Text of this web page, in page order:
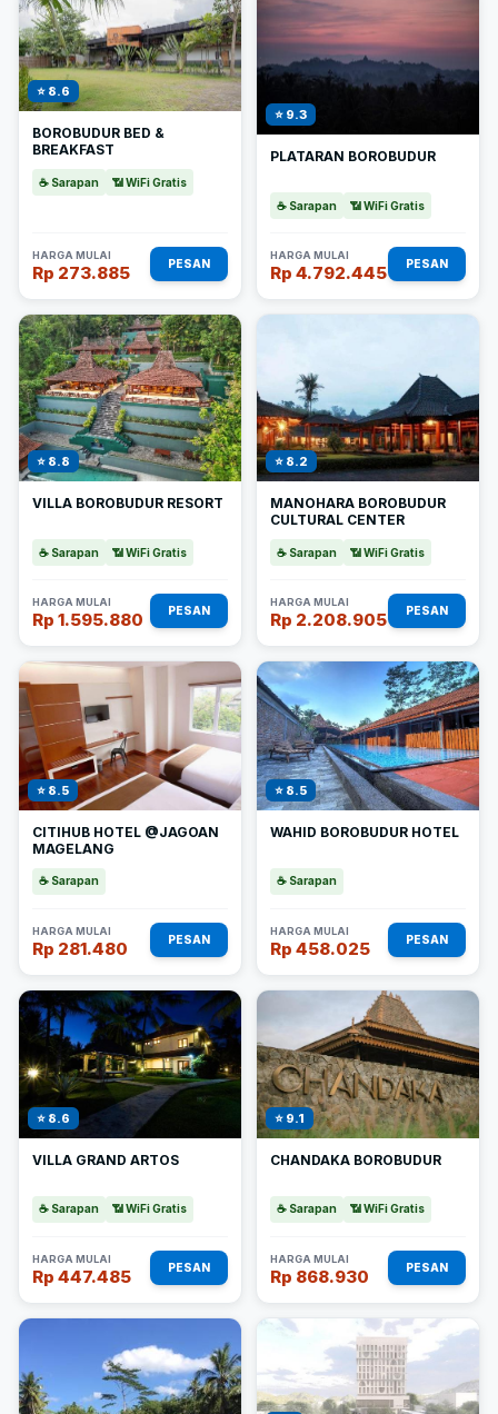
⭐ 8.6
BOROBUDUR BED &
BREAKFAST
☕ Sarapan 📶 WiFi Gratis
HARGA MULAI
Rp 273.885 PESAN
⭐ 9.3
PLATARAN BOROBUDUR
☕ Sarapan 📶 WiFi Gratis
HARGA MULAI
Rp 4.792.445 PESAN
⭐ 8.8
VILLA BOROBUDUR RESORT
☕ Sarapan 📶 WiFi Gratis
HARGA MULAI
Rp 1.595.880 PESAN
⭐ 8.2
MANOHARA BOROBUDUR
CULTURAL CENTER
☕ Sarapan 📶 WiFi Gratis
HARGA MULAI
Rp 2.208.905 PESAN
⭐ 8.5
CITIHUB HOTEL @JAGOAN
MAGELANG
☕ Sarapan
HARGA MULAI
Rp 281.480 PESAN
⭐ 8.5
WAHID BOROBUDUR HOTEL
☕ Sarapan
HARGA MULAI
Rp 458.025 PESAN
⭐ 8.6
VILLA GRAND ARTOS
☕ Sarapan 📶 WiFi Gratis
HARGA MULAI
Rp 447.485 PESAN
⭐ 9.1
CHANDAKA BOROBUDUR
☕ Sarapan 📶 WiFi Gratis
HARGA MULAI
Rp 868.930 PESAN